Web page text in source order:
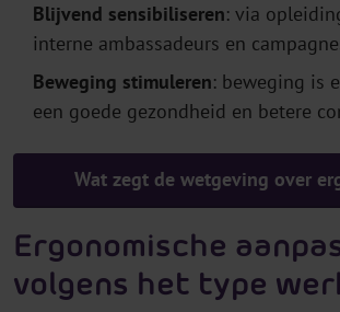
Blijvend sensibiliseren: via
interne ambassadeurs en
Beweging stimuleren: beweging is
een goede gezondheid en betere
Wat zegt de wetgeving over
Ergonomische
volgens het type